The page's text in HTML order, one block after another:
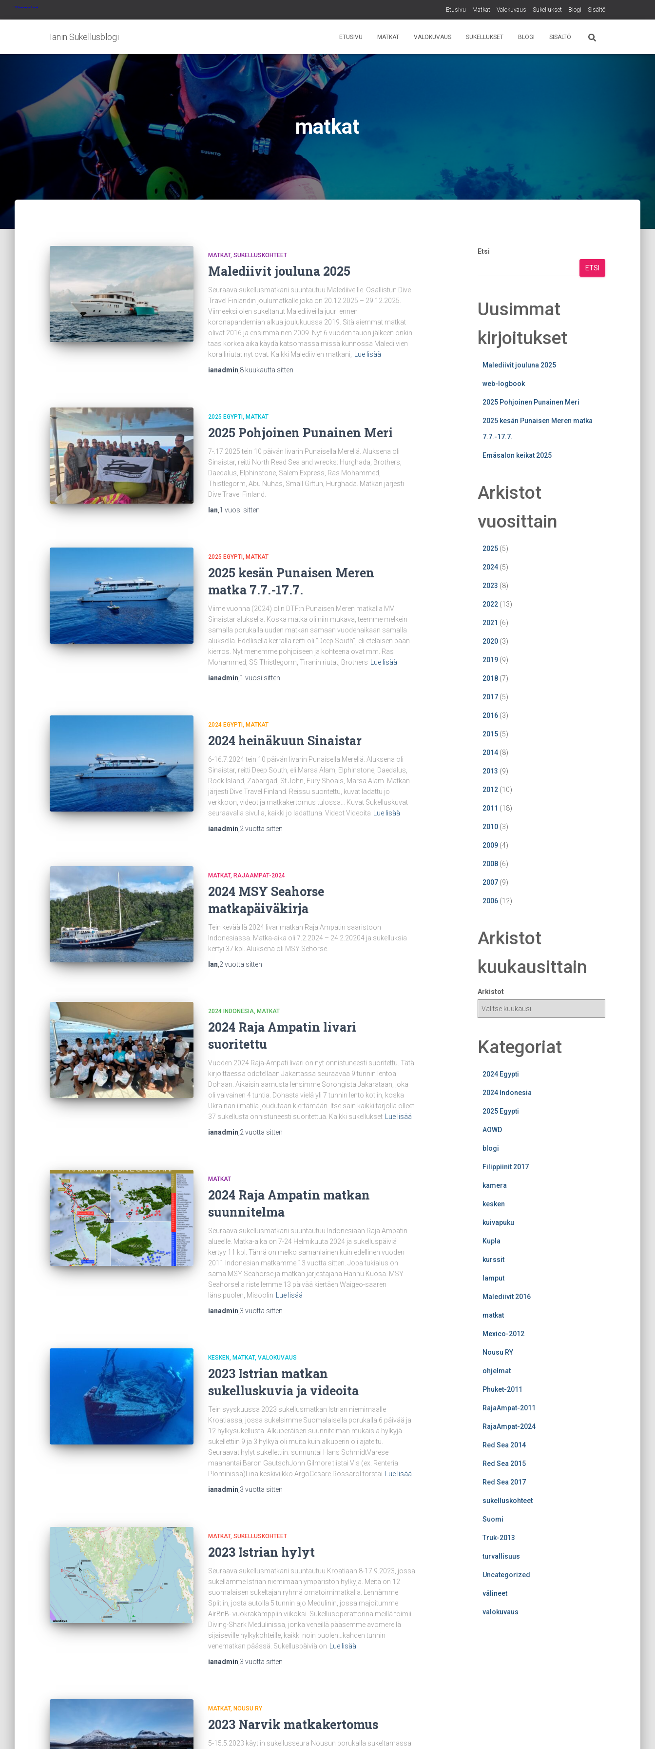
Etusivu Matkat Valokuvaus Sukellukset Blogi Sisältö
Ianin Sukellusblogi ETUSIVU MATKAT VALOKUVAUS SUKELLUKSET BLOGI SISÄLTÖ
matkat
MATKAT SUKELLUSKOHTEET
Malediivit jouluna 2025
Seuraava sukellusmatkani suuntautuu Malediiveille. Osallistun Dive
Travel Finlandin joulumatkalle joka on 20.12.2025 – 29.12.2025.
Viimeeksi olen sukeltanut Malediiveilla juuri ennen
koronapandemian alkua joulukuussa 2019. Sitä aiemmat matkat
olivat 2016 ja ensimmäinen 2009. Nyt 6 vuoden tauon jälkeen onkin
taas korkea aika käydä katsomassa missä kunnossa Malediivien
koralliriutat nyt ovat. Kaikki Malediivien matkani,
Lue lisää
ianadmin 8 kuukautta sitten
2025 EGYPTI MATKAT
2025 Pohjoinen Punainen Meri
7-.17.2025 tein 10 päivän livarin Punaisella Merellä. Aluksena oli
Sinaistar, reitti North Read Sea and wrecks: Hurghada, Brothers,
Daedalus, Elphinstone, Salem Express, Ras Mohammed,
Thistlegorm, Abu Nuhas, Small Giftun, Hurghada. Matkan järjesti
Dive Travel Finland.
Ian 1 vuosi sitten
2025 EGYPTI MATKAT
2025 kesän Punaisen Meren
matka 7.7.-17.7.
Viime vuonna (2024) olin DTF:n Punaisen Meren matkalla MV
Sinaistar aluksella. Koska matka oli niin mukava, teemme melkein
samalla porukalla uuden matkan samaan vuodenaikaan samalla
aluksella. Edellisellä kerralla reitti oli “Deep South”, eli eteläisen pään
kierros. Nyt menemme pohjoiseen ja kohteena ovat mm. Ras
Mohammed, SS Thistlegorm, Tiranin riutat, Brothers
Lue lisää
ianadmin 1 vuosi sitten
2024 EGYPTI MATKAT
2024 heinäkuun Sinaistar
6-16.7.2024 tein 10 päivän livarin Punaisella Merellä. Aluksena oli
Sinaistar, reitti Deep South, eli Marsa Alam, Elphinstone, Daedalus,
Rock Island, Zabargad, St.John, Fury Shoals, Marsa Alam. Matkan
järjesti Dive Travel Finland. Reissu suoritettu, kuvat ladattu jo
verkkoon, videot ja matkakertomus tulossa… Kuvat Sukelluskuvat
seuraavalla sivulla, kaikki jo ladattuna. Videot Videoita
Lue lisää
ianadmin 2 vuotta sitten
MATKAT RAJAAMPAT-2024
2024 MSY Seahorse
matkapäiväkirja
Tein keväällä 2024 livarimatkan Raja Ampatin saaristoon
Indonesiassa. Matka-aika oli 7.2.2024 – 24.2.20204 ja sukelluksia
kertyi 37 kpl. Aluksena oli MSY Sehorse.
Ian 2 vuotta sitten
2024 INDONESIA MATKAT
2024 Raja Ampatin livari
suoritettu
Vuoden 2024 Raja-Ampati livari on nyt onnistuneesti suoritettu. Tätä
kirjoittaessa odotellaan Jakartassa seuraavaa 9 tunnin lentoa
Dohaan. Aikaisin aamusta lensimme Sorongista Jakarataan, joka
oli vaivainen 4 tuntia. Dohasta vielä yli 7 tunnin lento kotiin, koska
Ukrainan ilmatila joudutaan kiertämään. Itse sain kaikki tarjolla olleet
37 sukellusta onnistuneesti suoritettua. Kaikki sukellukset
Lue lisää
ianadmin 2 vuotta sitten
MATKAT
2024 Raja Ampatin matkan
suunnitelma
Seuraava sukellusmatkani suuntautuu Indonesiaan Raja Ampatin
alueelle. Matka-aika on 7-24 Helmikuuta 2024 ja sukelluspäiviä
kertyy 11 kpl. Tämä on melko samanlainen kuin edellinen vuoden
2011 Indonesian matkamme 13 vuotta sitten. Jopa tukialus on
sama MSY Seahorse ja matkan järjestäjänä Hannu Kuosa. MSY
Seahorsella risteilemme 13 päivää kiertäen Waigeo-saaren
länsipuolen, Misoolin
Lue lisää
ianadmin 3 vuotta sitten
KESKEN MATKAT VALOKUVAUS
2023 Istrian matkan
sukelluskuvia ja videoita
Tein syyskuussa 2023 sukellusmatkan Istrian niemimaalle
Kroatiassa, jossa sukelsimme Suomalaisella porukalla 6 päivää ja
12 hylkysukellusta. Alkuperäisen suunnitelman mukaisia hylkyjä
sukellettiin 9 ja 3 hylkyä oli muita kuin alkuperin oli ajateltu.
Seuraavat hylyt sukellettiin. sunnuntai Hans SchmidtVarese
maanantai Baron GautschJohn Gilmore tiistai Vis (ex. Renteria
Plominissa)Lina keskiviikko ArgoCesare Rossarol torstai
Lue lisää
ianadmin 3 vuotta sitten
MATKAT SUKELLUSKOHTEET
2023 Istrian hylyt
Seuraava sukellusmatkani suuntautuu Kroatiaan 8-17.9.2023, jossa
sukellamme Istrian niemimaan ympäristön hylkyjä. Meitä on 12
suomalaisen sukeltajan ryhmä omatoimimatkalla. Lennämme
Splitiin, josta autolla 5 tunnin ajo Medulinin, jossa majoitumme
AirBnB- vuokrakämppiin viikoksi. Sukellusoperattorina meillä toimii
Diving-Shark Medulinissa, jonka veneillä pääsemme avomerellä
sijaiseville hylkykohteille, kaikki noin puolen…kahden tunnin
venematkan päässä. Sukelluspäiviä on
Lue lisää
ianadmin 3 vuotta sitten
MATKAT NOUSU RY
2023 Narvik matkakertomus
5-15.5.2023 käytiin sukellusseura Nousun porukalla sukeltamassa
Etsi
ETSI
Uusimmat
kirjoitukset
Malediivit jouluna 2025
web-logbook
2025 Pohjoinen Punainen Meri
2025 kesän Punaisen Meren matka
7.7.-17.7.
Emäsalon keikat 2025
Arkistot
vuosittain
2025(5)
2024(5)
2023 (8)
2022(13)
2021 (6)
2020(3)
2019(9)
2018(7)
2017(5)
2016(3)
2015(5)
2014(8)
2013 (9)
2012(10)
2011 (18)
2010(3)
2009(4)
2008(6)
2007(9)
2006(12)
Arkistot
kuukausittain
Arkistot
Kategoriat
2024 Egypti
2024 Indonesia
2025 Egypti
AOWD
blogi
Filippiinit 2017
kamera
kesken
kuivapuku
Kupla
kurssit
lamput
Malediivit 2016
matkat
Mexico-2012
Nousu RY
ohjelmat
Phuket-2011
RajaAmpat-2011
RajaAmpat-2024
Red Sea 2014
Red Sea 2015
Red Sea 2017
sukelluskohteet
Suomi
Truk-2013
turvallisuus
Uncategorized
välineet
valokuvaus